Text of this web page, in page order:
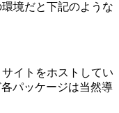
境だと下記のような
イトをホストしてい
各パッケージは当然導